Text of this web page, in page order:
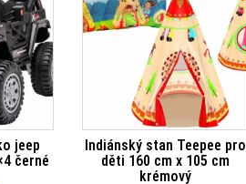
jeep
černé
Indiánský stan Teepee pro
děti 160 cm x 105 cm
krémový